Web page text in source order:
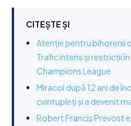
CITEȘTE ȘI
Atenție pentru bihorenii
Trafic intens și restricții
Champions League
Miracol după 12 ani de
cvintupleți și a devenit
Robert Francis Prevost